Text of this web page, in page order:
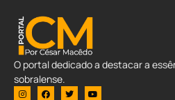
O portal dedicado a destacar a
sobralense.